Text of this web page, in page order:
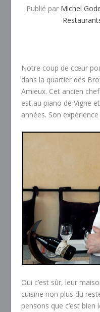
Publié par Michel
Notre coup de cœur
dans la quartier des
Amieux. Cet ancien
est au piano de Vigne
années. Son
Oui c’est sûr, leur
cuisine non plus du
pensons que c’est